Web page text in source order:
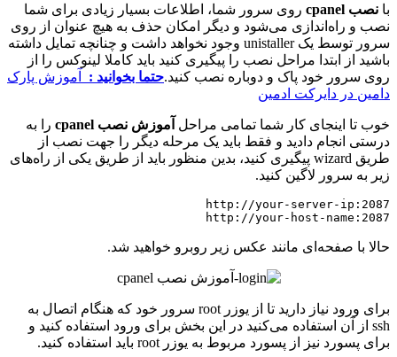
با نصب cpanel
روی سرور شما، اطلاعات بسیار زیادی برای شما
نصب و راه‌اندازی می‌شود و دیگر امکان حذف به هیچ عنوان از روی
سرور توسط یک unistaller وجود نخواهد داشت و چنانچه تمایل داشته
باشید از ابتدا مراحل نصب را پیگیری کنید باید کاملا لینوکس را از
روی سرور خود پاک و دوباره نصب کنید.حتما بخوانید : آموزش پارک
دامین در دایرکت ادمین
خوب تا اینجای کار شما تمامی مراحل آموزش نصب cpanel
را به
درستی انجام دادید و فقط باید یک مرحله دیگر را جهت نصب از
طریق wizard پیگیری کنید، بدین منظور باید از طریق یکی از راه‌های
زیر به سرور لاگین کنید.
http://your-host-name:2087
حالا با صفحه‌ای مانند عکس زیر روبرو خواهید شد.
برای ورود نیاز دارید تا از یوزر root سرور خود که هنگام اتصال به
ssh از آن استفاده می‌کنید در این بخش برای ورود استفاده کنید و
برای پسورد نیز از پسورد مربوط به یوزر root باید استفاده کنید.